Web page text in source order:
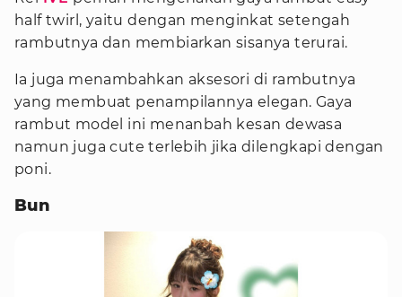
half twirl, yaitu dengan menginkat setengah
rambutnya dan membiarkan sisanya terurai.
Ia juga menambahkan aksesori di rambutnya
yang membuat penampilannya elegan. Gaya
rambut model ini menanbah kesan dewasa
namun juga cute terlebih jika dilengkapi dengan
poni.
Bun